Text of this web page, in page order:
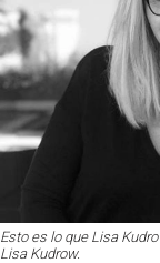
Esto es lo que Lisa
Lisa Kudrow.